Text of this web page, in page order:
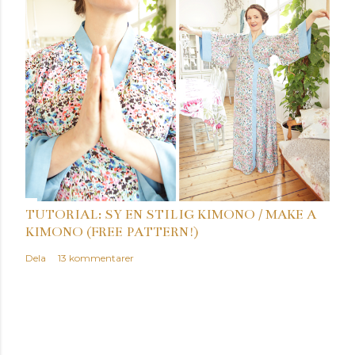
TUTORIAL: SY EN STILIG KIMONO / MAKE A
KIMONO (FREE PATTERN!)
Dela 13 kommentarer